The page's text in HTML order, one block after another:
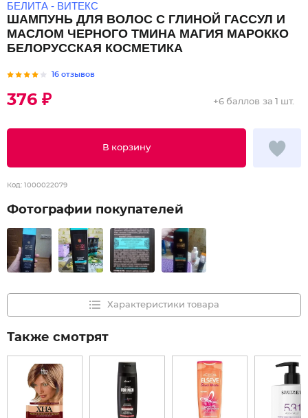
БЕЛИТА - ВИТЕКС
ШАМПУНЬ ДЛЯ ВОЛОС С ГЛИНОЙ ГАССУЛ И
МАСЛОМ ЧЕРНОГО ТМИНА МАГИЯ МАРОККО
БЕЛОРУССКАЯ КОСМЕТИКА
16 отзывов
376 ₽
В корзину
+6 баллов за 1 шт.
Код: 1000022079
Фотографии покупателей
Характеристики товара
Также смотрят